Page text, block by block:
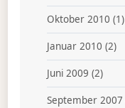
Oktober 2010 (1)
Januar 2010 (2)
Juni 2009 (2)
September 2007